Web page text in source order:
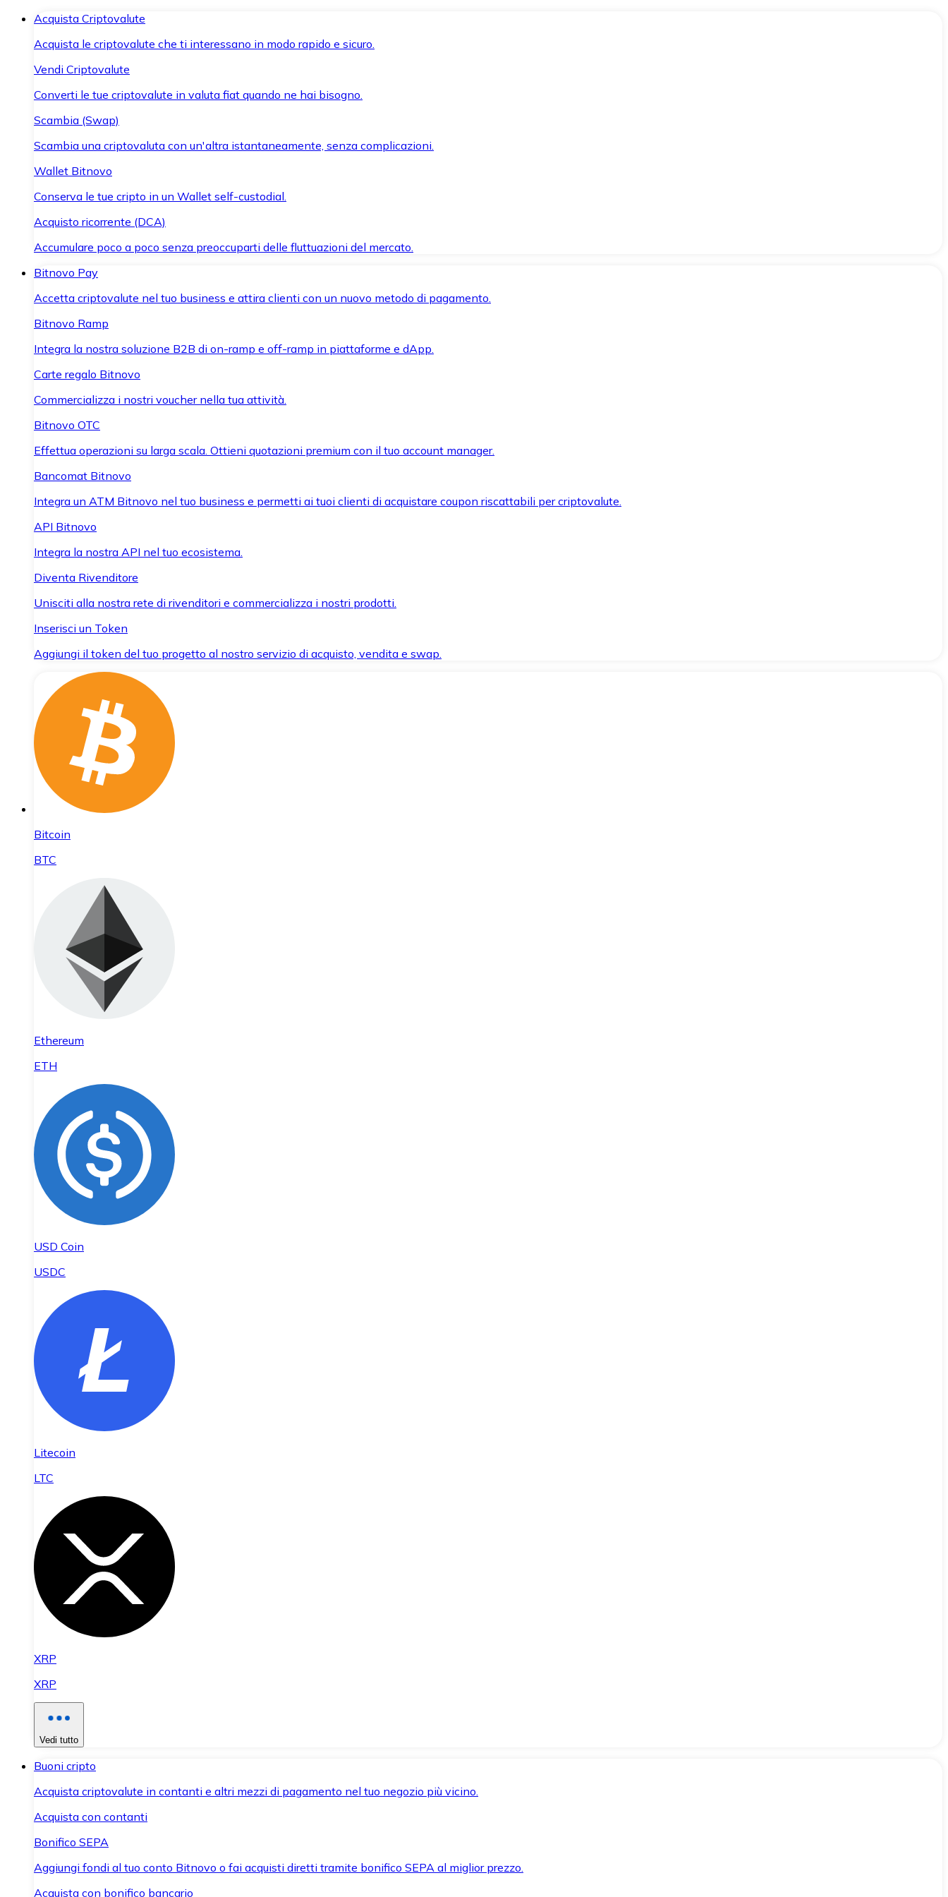
Acquista Criptovalute
Acquista le criptovalute che ti interessano in modo rapido e sicuro.
Vendi Criptovalute
Converti le tue criptovalute in valuta fiat quando ne hai bisogno.
Scambia (Swap)
Scambia una criptovaluta con un'altra istantaneamente, senza complicazioni.
Wallet Bitnovo
Conserva le tue cripto in un Wallet self-custodial.
Acquisto ricorrente (DCA)
Accumulare poco a poco senza preoccuparti delle fluttuazioni del mercato.
Bitnovo Pay
Accetta criptovalute nel tuo business e attira clienti con un nuovo metodo di pagamento.
Bitnovo Ramp
Integra la nostra soluzione B2B di on-ramp e off-ramp in piattaforme e dApp.
Carte regalo Bitnovo
Commercializza i nostri voucher nella tua attività.
Bitnovo OTC
Effettua operazioni su larga scala. Ottieni quotazioni premium con il tuo account manager.
Bancomat Bitnovo
Integra un ATM Bitnovo nel tuo business e permetti ai tuoi clienti di acquistare coupon riscattabili per criptovalute.
API Bitnovo
Integra la nostra API nel tuo ecosistema.
Diventa Rivenditore
Unisciti alla nostra rete di rivenditori e commercializza i nostri prodotti.
Inserisci un Token
Aggiungi il token del tuo progetto al nostro servizio di acquisto, vendita e swap.
Bitcoin
BTC
Ethereum
ETH
USD Coin
USDC
Litecoin
LTC
XRP
XRP
Vedi tutto
Buoni cripto
Acquista criptovalute in contanti e altri mezzi di pagamento nel tuo negozio più vicino.
Acquista con contanti
Bonifico SEPA
Aggiungi fondi al tuo conto Bitnovo o fai acquisti diretti tramite bonifico SEPA al miglior prezzo.
Acquista con bonifico bancario